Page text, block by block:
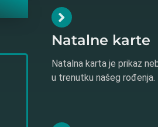
Natalne karte
Natalna karta je prikaz
u trenutku našeg rođenja.